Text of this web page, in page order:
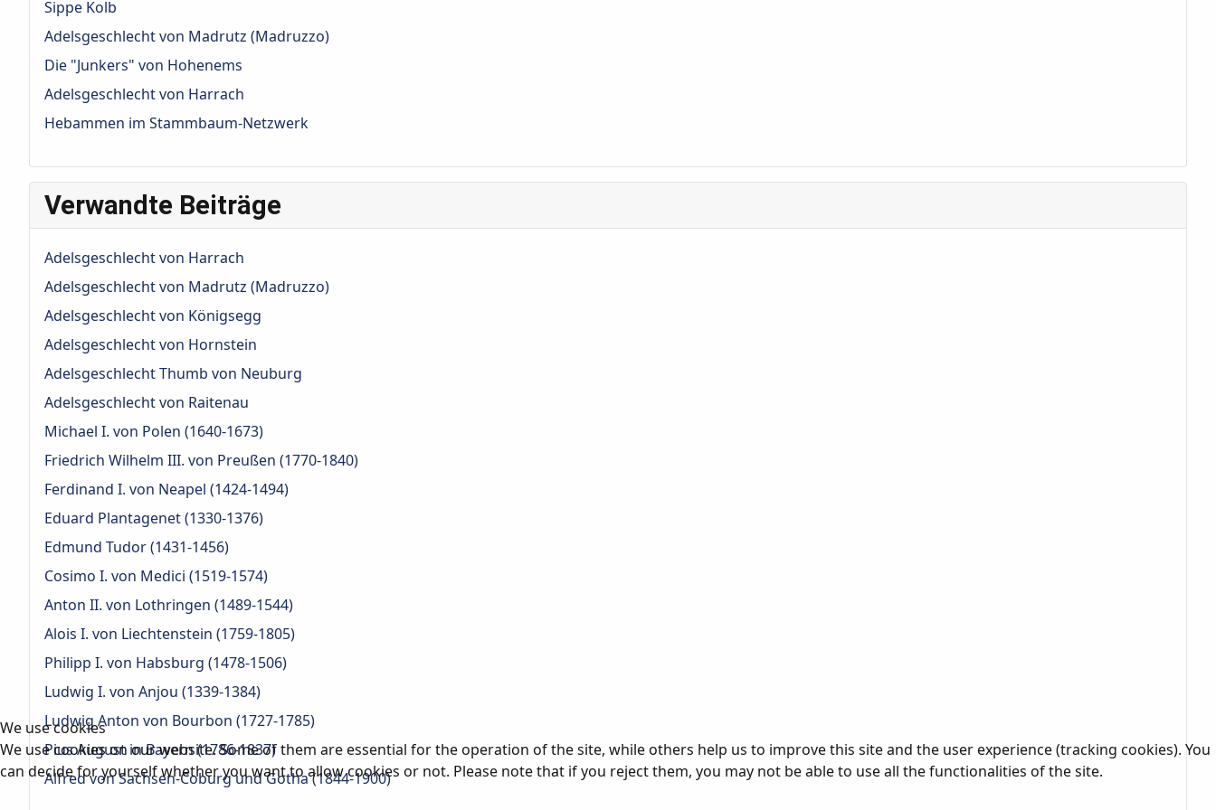
Sippe Kolb
Adelsgeschlecht von Madrutz (Madruzzo)
Die "Junkers" von Hohenems
Adelsgeschlecht von Harrach
Hebammen im Stammbaum-Netzwerk
Verwandte Beiträge
Adelsgeschlecht von Harrach
Adelsgeschlecht von Madrutz (Madruzzo)
Adelsgeschlecht von Königsegg
Adelsgeschlecht von Hornstein
Adelsgeschlecht Thumb von Neuburg
Adelsgeschlecht von Raitenau
Michael I. von Polen (1640-1673)
Friedrich Wilhelm III. von Preußen (1770-1840)
Ferdinand I. von Neapel (1424-1494)
Eduard Plantagenet (1330-1376)
Edmund Tudor (1431-1456)
Cosimo I. von Medici (1519-1574)
Anton II. von Lothringen (1489-1544)
Alois I. von Liechtenstein (1759-1805)
Philipp I. von Habsburg (1478-1506)
Ludwig I. von Anjou (1339-1384)
Ludwig Anton von Bourbon (1727-1785)
Pius August in Bayern (1786-1837)
Alfred von Sachsen-Coburg und Gotha (1844-1900)
We use cookies
We use cookies on our website. Some of them are essential for the operation of the site, while others help us to improve this site and the user experience (tracking cookies). You
can decide for yourself whether you want to allow cookies or not. Please note that if you reject them, you may not be able to use all the functionalities of the site.